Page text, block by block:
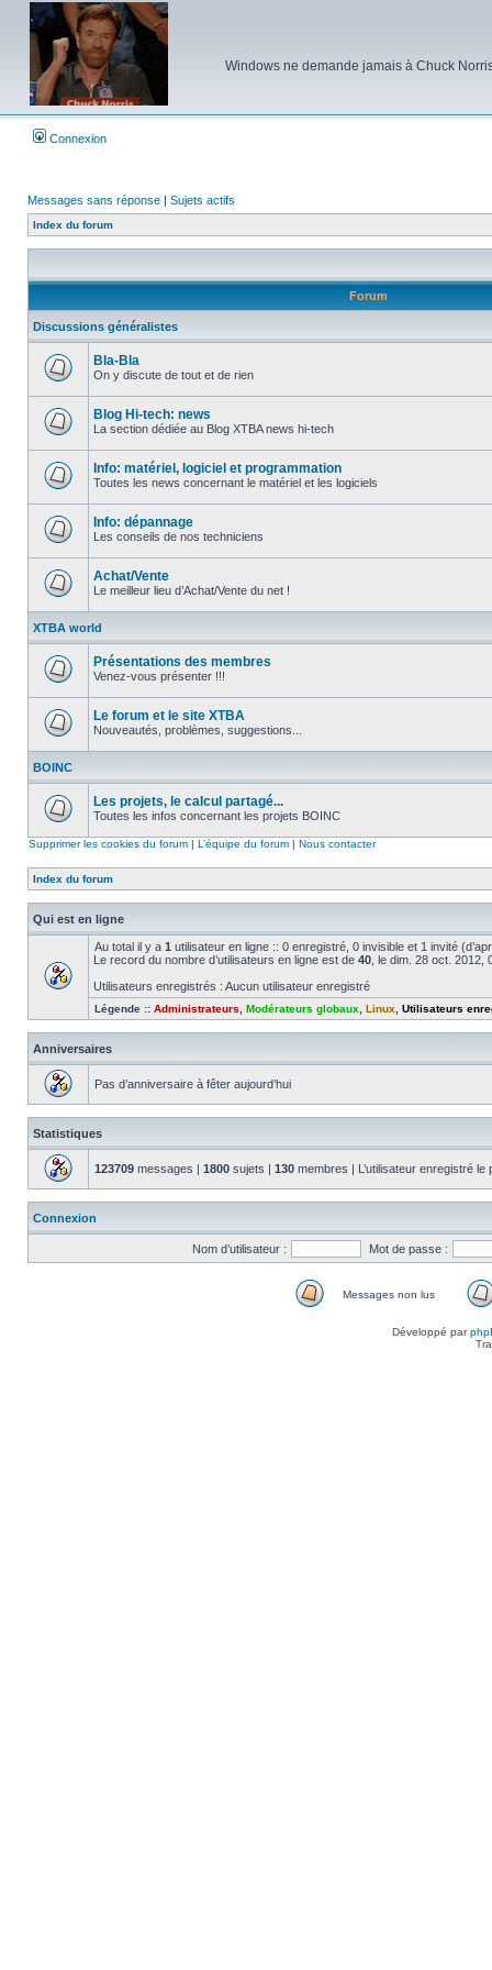
Windows ne demande jamais à Chuck
Connexion
Messages sans réponse | Sujets actifs
Index du forum
Forum
Discussions généralistes
message
non
Bla-Bla
On y discute de tout et de rien
message
non
Blog Hi-tech: news
La section dédiée au Blog XTBA news hi-tech
message
non
Info: matériel, logiciel et programmation
Toutes les news concernant le matériel et les logiciels
message
non
Info: dépannage
Les conseils de nos techniciens
message
non
lu
Achat/Vente
Le meilleur lieu d’Achat/Vente du net !
XTBA world
message
non
Présentations des membres
Venez-vous présenter !!!
message
lu
Le forum et le site XTBA
Nouveautés, problèmes, suggestions...
BOINC
message
Les projets, le calcul partagé...
Toutes les infos concernant les projets BOINC
Supprimer les cookies du forum | L’équipe du forum | Nous contacter
Index du forum
Qui est en ligne
Au total il y a 1 utilisateur en ligne :: 0 enregistré, 0 invisible et 1 invité
Le record du nombre d’utilisateurs en ligne est de 40 , le dim. 28 oct. 2012,
Utilisateurs enregistrés : Aucun utilisateur enregistré
Légende :: Administrateurs Modérateurs globaux Linux Utilisateurs
Anniversaires
Pas d’anniversaire à fêter aujourd’hui
Statistiques
123709 messages | 1800 sujets | 130 membres | L’utilisateur enregistré
Connexion
Nom d’utilisateur : Mot de passe :
Messages non lus
Développé par